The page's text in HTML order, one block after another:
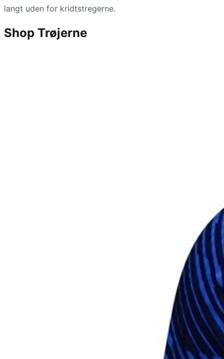
langt uden for kridtstregerne.
Shop Trøjerne